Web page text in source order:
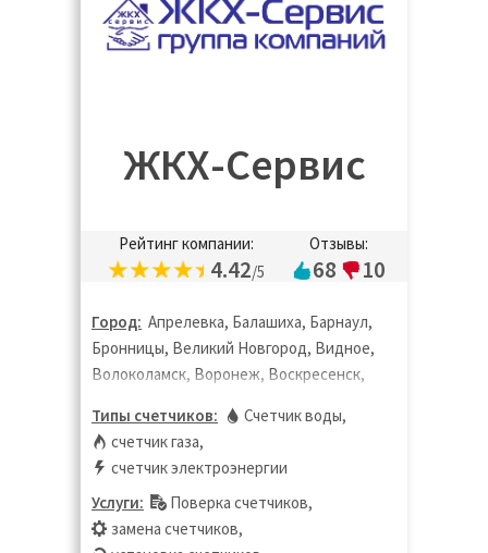
ЖКХ-Сервис
Рейтинг компании:
4.42/5
Отзывы:
68 10
Город: Апрелевка, Балашиха, Барнаул,
Бронницы, Великий Новгород, Видное,
Волоколамск, Воронеж, Воскресенск,
Долгопрудный, Домодедово, Дубна,
Жуковский, Зарайск, Звенигород,
Ивантеевка, Истра, Калуга, Кашира,
Кинешма, Клин, Коломна, Королёв,
Кострома, Котельники, Красноармейск,
Типы счетчиков: Счетчик воды,
счетчик газа,
счетчик электроэнергии
Услуги:
Поверка счетчиков,
замена счетчиков,